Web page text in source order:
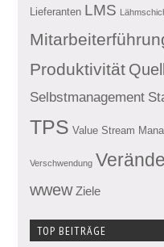
Lieferanten LMS
Produktivität
Selbstmanagement
TPS Value Stream
Verschwendung
wwew Ziele
TOP BEITRÄGE